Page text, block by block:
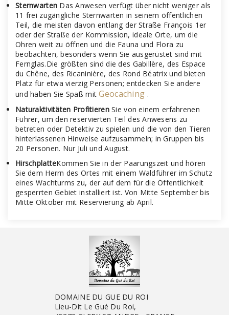
Sternwarten Das Anwesen verfügt über nicht weniger als
11 frei zugängliche Sternwarten in seinem öffentlichen
Teil, die meisten davon entlang der Straße François 1er
oder der Straße der Kommission, ideale Orte, um die
Ohren weit zu öffnen und die Fauna und Flora zu
beobachten, besonders wenn Sie ausgerüstet sind mit
Fernglas.Die größten sind die des Gabillère, des Espace
du Chêne, des Ricaninière, des Rond Béatrix und bieten
Platz für etwa vierzig Personen; entdecken Sie andere
und haben Sie Spaß mitGeocaching .
Naturaktivitäten ProfitierenSie von einem erfahrenen
Führer, um den reservierten Teil des Anwesens zu
betreten oder Detektiv zu spielen und die von den Tieren
hinterlassenen Hinweise aufzusammeln; in Gruppen bis
20 Personen. Nur Juli und August.
HirschplatteKommen Sie in der Paarungszeit und hören
Sie dem Herrn des Ortes mit einem Waldführer im Schutz
eines Wachturms zu, der auf dem für die Öffentlichkeit
gesperrten Gebiet installiert ist. Von Mitte September bis
Mitte Oktober mit Reservierung ab April.
DOMAINE DU GUE DU ROI
Lieu-Dit Le Gué Du Roi,